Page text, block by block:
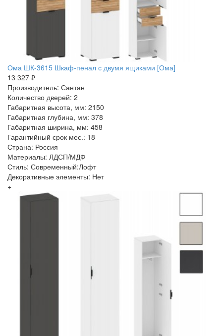
Ома ШК-3615 Шкаф-пенал с двумя ящиками [Ома]
13 327 ₽
Производитель: Сантан
Количество дверей: 2
Габаритная высота, мм: 2150
Габаритная глубина, мм: 378
Габаритная ширина, мм: 458
Гарантийный срок мес.: 18
Страна: Россия
Материалы: ЛДСП/МДФ
Стиль: Современный:Лофт
Декоративные элементы: Нет
+